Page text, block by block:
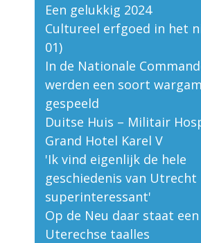
Een gelukkig 2024
Cultureel erfgoed in het
01)
In de Nationale
werden een soort
gespeeld
Duitse Huis – Militair
Grand Hotel Karel V
'Ik vind eigenlijk de hele
geschiedenis van Utrecht
superinteressant'
Op de Neu daar staat
Uterechse taalles